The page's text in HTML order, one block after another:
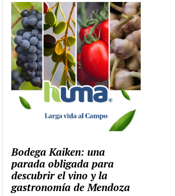
Bodega Kaiken: una
parada obligada para
descubrir el vino y la
gastronomía de Mendoza